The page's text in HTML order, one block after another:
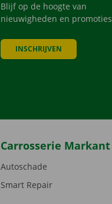
Blijf op de hoogte van
nieuwigheden en promoties
INSCHRIJVEN
Carrosserie Markant
Autoschade
Smart Repair